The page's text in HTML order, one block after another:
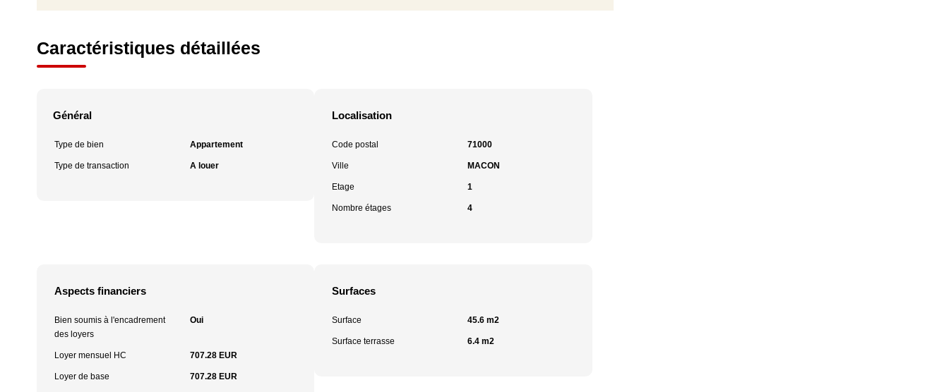
Caractéristiques détaillées
Général
Type de bien Appartement
Type de transaction A louer
Localisation
Code postal 71000
Ville MACON
Etage 1
Nombre étages 4
Aspects financiers
Bien soumis à l'encadrement
des loyers
Oui
Loyer mensuel HC 707.28 EUR
Loyer de base 707.28 EUR
Surfaces
Surface 45.6 m2
Surface terrasse 6.4 m2